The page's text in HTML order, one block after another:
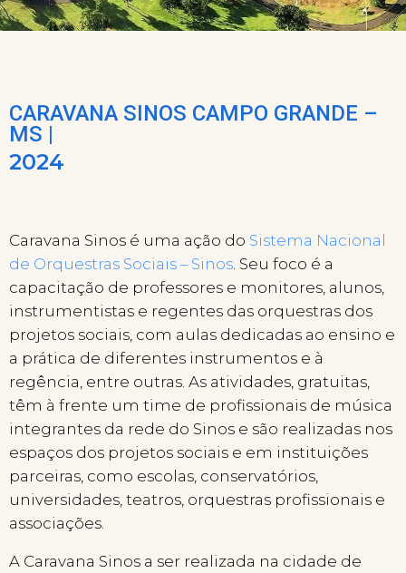
CARAVANA SINOS CAMPO GRANDE –
MS |
2024
Caravana Sinos é uma ação do Sistema Nacional
de Orquestras Sociais – Sinos . Seu foco é a
capacitação de professores e monitores, alunos,
instrumentistas e regentes das orquestras dos
projetos sociais, com aulas dedicadas ao ensino e
a prática de diferentes instrumentos e à
regência, entre outras. As atividades, gratuitas,
têm à frente um time de profissionais de música
integrantes da rede do Sinos e são realizadas nos
espaços dos projetos sociais e em instituições
parceiras, como escolas, conservatórios,
universidades, teatros, orquestras profissionais e
associações.
A Caravana Sinos a ser realizada na cidade de